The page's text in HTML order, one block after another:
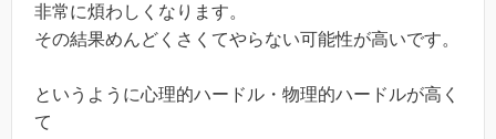
非常に煩わしくなります。
その結果めんどくさくてやらない可能性が高いです。
というように心理的ハードル・物理的ハードルが高く
て